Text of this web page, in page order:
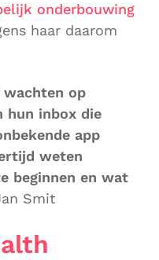
onderbouwing
haar daarom
op
hun inbox die
app
weten
beginnen en wat
Smit